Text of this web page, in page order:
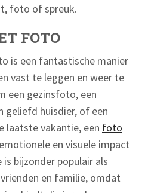
foto of spreuk.
FOTO
is een fantastische manier
vast te leggen en weer te
een gezinsfoto, een
geliefd huisdier, of een
laatste vakantie, een foto
en visuele impact
bijzonder populair als
en familie, omdat